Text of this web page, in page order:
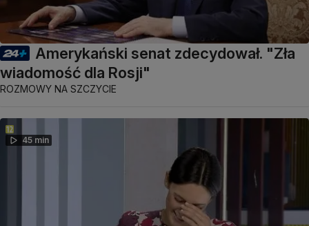
Amerykański senat zdecydował. "Zła
wiadomość dla Rosji"
ROZMOWY NA SZCZYCIE
45 min